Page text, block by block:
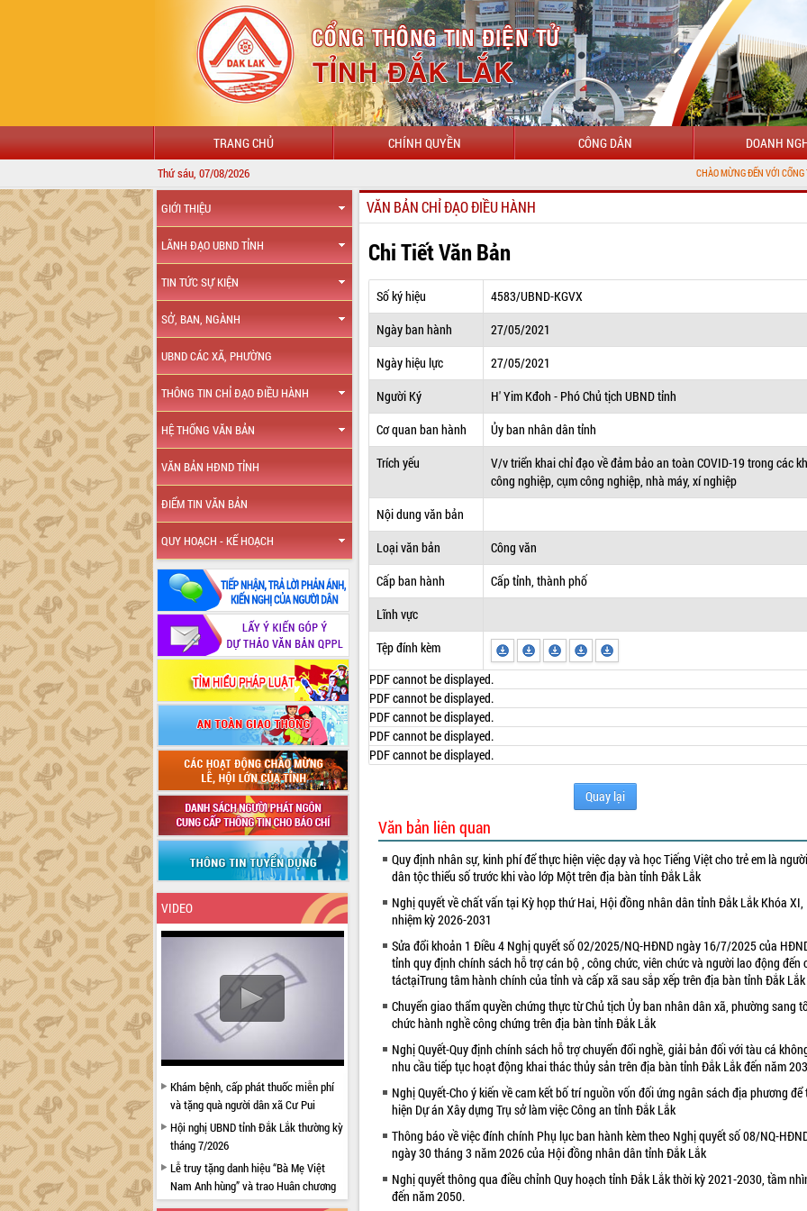
TRANG CHỦ CHÍNH QUYỀN CÔNG DÂN DOANH
Thứ sáu, 07/08/2026 CHÀO MỪNG ĐẾN VỚI CỔNG THÔNG TIN
GIỚI THIỆU
LÃNH ĐẠO UBND TỈNH
TIN TỨC SỰ KIỆN
SỞ, BAN, NGÀNH
UBND CÁC XÃ, PHƯỜNG
THÔNG TIN CHỈ ĐẠO ĐIỀU HÀNH
HỆ THỐNG VĂN BẢN
VĂN BẢN HĐND TỈNH
ĐIỂM TIN VĂN BẢN
QUY HOẠCH - KẾ HOẠCH
VIDEO
Khám bệnh, cấp phát thuốc miễn phí
và tặng quà người dân xã Cư Pui
Hội nghị UBND tỉnh Đắk Lắk thường kỳ
tháng 7/2026
Lễ truy tặng danh hiệu “Bà Mẹ Việt
Nam Anh hùng” và trao Huân chương
Lao động
VĂN BẢN CHỈ ĐẠO ĐIỀU HÀNH
Chi Tiết Văn Bản
Số ký hiệu
4583/UBND-KGVX
Ngày ban hành
27/05/2021
Ngày hiệu lực
27/05/2021
Người Ký
H' Yim Kđoh - Phó Chủ tịch UBND tỉnh
Cơ quan ban hành
Ủy ban nhân dân tỉnh
Trích yếu
V/v triển khai chỉ đạo về đảm bảo an toàn COVID-19 trong các
công nghiệp, cụm công nghiệp, nhà máy, xí nghiệp
Nội dung văn bản
Loại văn bản
Công văn
Cấp ban hành
Cấp tỉnh, thành phố
Lĩnh vực
Tệp đính kèm
PDF cannot be displayed.
PDF cannot be displayed.
PDF cannot be displayed.
PDF cannot be displayed.
PDF cannot be displayed.
Quay lại
Văn bản liên quan
Quy định nhân sự, kinh phí để thực hiện việc dạy và học Tiếng Việt cho trẻ em là người
dân tộc thiểu số trước khi vào lớp Một trên địa bàn tỉnh Đắk Lắk
Nghị quyết về chất vấn tại Kỳ họp thứ Hai, Hội đồng nhân dân tỉnh Đắk Lắk Khóa XI,
nhiệm kỳ 2026-2031
Sửa đổi khoản 1 Điều 4 Nghị quyết số 02/2025/NQ-HĐND ngày 16/7/2025 của
tỉnh quy định chính sách hỗ trợ cán bộ , công chức, viên chức và người lao động đến
táctạiTrung tâm hành chính của tỉnh và cấp xã sau sắp xếp trên địa bàn tỉnh Đắk Lắk
Chuyển giao thẩm quyền chứng thực từ Chủ tịch Ủy ban nhân dân xã, phường sang
chức hành nghề công chứng trên địa bàn tỉnh Đắk Lắk
Nghị Quyết-Quy định chính sách hỗ trợ chuyển đổi nghề, giải bản đối với tàu cá
nhu cầu tiếp tục hoạt động khai thác thủy sản trên địa bàn tỉnh Đắk Lắk đến năm
Nghị Quyết-Cho ý kiến về cam kết bố trí nguồn vốn đối ứng ngân sách địa phương để
hiện Dự án Xây dựng Trụ sở làm việc Công an tỉnh Đắk Lắk
Thông báo về việc đính chính Phụ lục ban hành kèm theo Nghị quyết số 08/NQ-
ngày 30 tháng 3 năm 2026 của Hội đồng nhân dân tỉnh Đắk Lắk
Nghị quyết thông qua điều chỉnh Quy hoạch tỉnh Đắk Lắk thời kỳ 2021-2030, tầm
đến năm 2050.